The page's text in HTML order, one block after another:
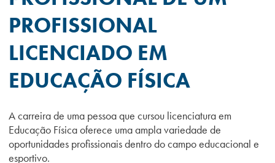
PROFISSIONAL
LICENCIADO EM
EDUCAÇÃO FÍSICA
A carreira de uma pessoa que cursou licenciatura em
Educação Física oferece uma ampla variedade de
oportunidades profissionais dentro do campo educacional e
esportivo.